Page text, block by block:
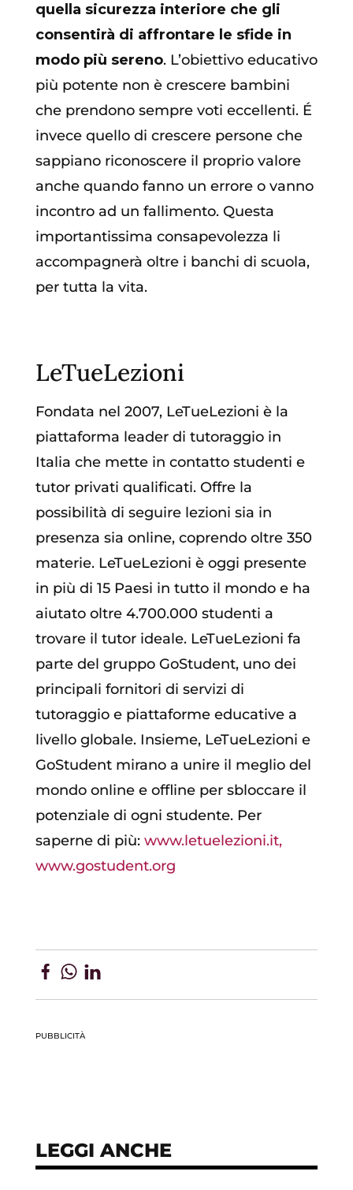
quella sicurezza interiore che gli
consentirà di affrontare le sfide in
modo più sereno. L’obiettivo educativo
più potente non è crescere bambini
che prendono sempre voti eccellenti. É
invece quello di crescere persone che
sappiano riconoscere il proprio valore
anche quando fanno un errore o vanno
incontro ad un fallimento. Questa
importantissima consapevolezza li
accompagnerà oltre i banchi di scuola,
per tutta la vita.
LeTueLezioni
Fondata nel 2007, LeTueLezioni è la
piattaforma leader di tutoraggio in
Italia che mette in contatto studenti e
tutor privati qualificati. Offre la
possibilità di seguire lezioni sia in
presenza sia online, coprendo oltre 350
materie. LeTueLezioni è oggi presente
in più di 15 Paesi in tutto il mondo e ha
aiutato oltre 4.700.000 studenti a
trovare il tutor ideale. LeTueLezioni fa
parte del gruppo GoStudent, uno dei
principali fornitori di servizi di
tutoraggio e piattaforme educative a
livello globale. Insieme, LeTueLezioni e
GoStudent mirano a unire il meglio del
mondo online e offline per sbloccare il
potenziale di ogni studente. Per
saperne di più: www.letuelezioni.it,
www.gostudent.org
PUBBLICITÀ
LEGGI ANCHE